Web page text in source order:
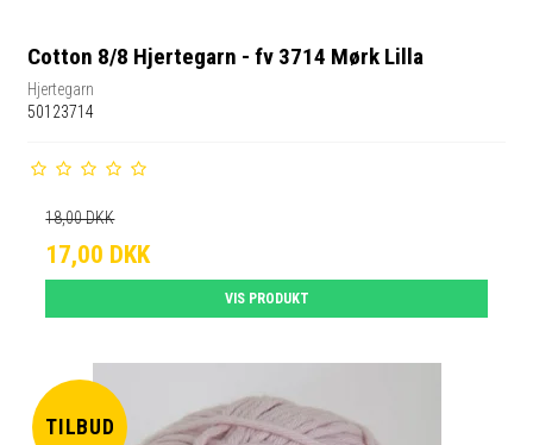
Cotton 8/8 Hjertegarn - fv 3714 Mørk Lilla
Hjertegarn
50123714
18,00 DKK
17,00 DKK
VIS PRODUKT
TILBUD